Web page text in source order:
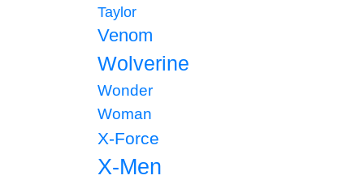
Taylor
Venom
Wolverine
Wonder
Woman
X-Force
X-Men